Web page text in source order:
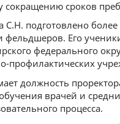
сокращению сроков
подготовлено
Его
федерального
должность
врачей и
процесса.